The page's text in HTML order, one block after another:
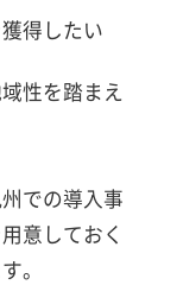
得したい
性を踏まえ
での導入事
意しておく
。